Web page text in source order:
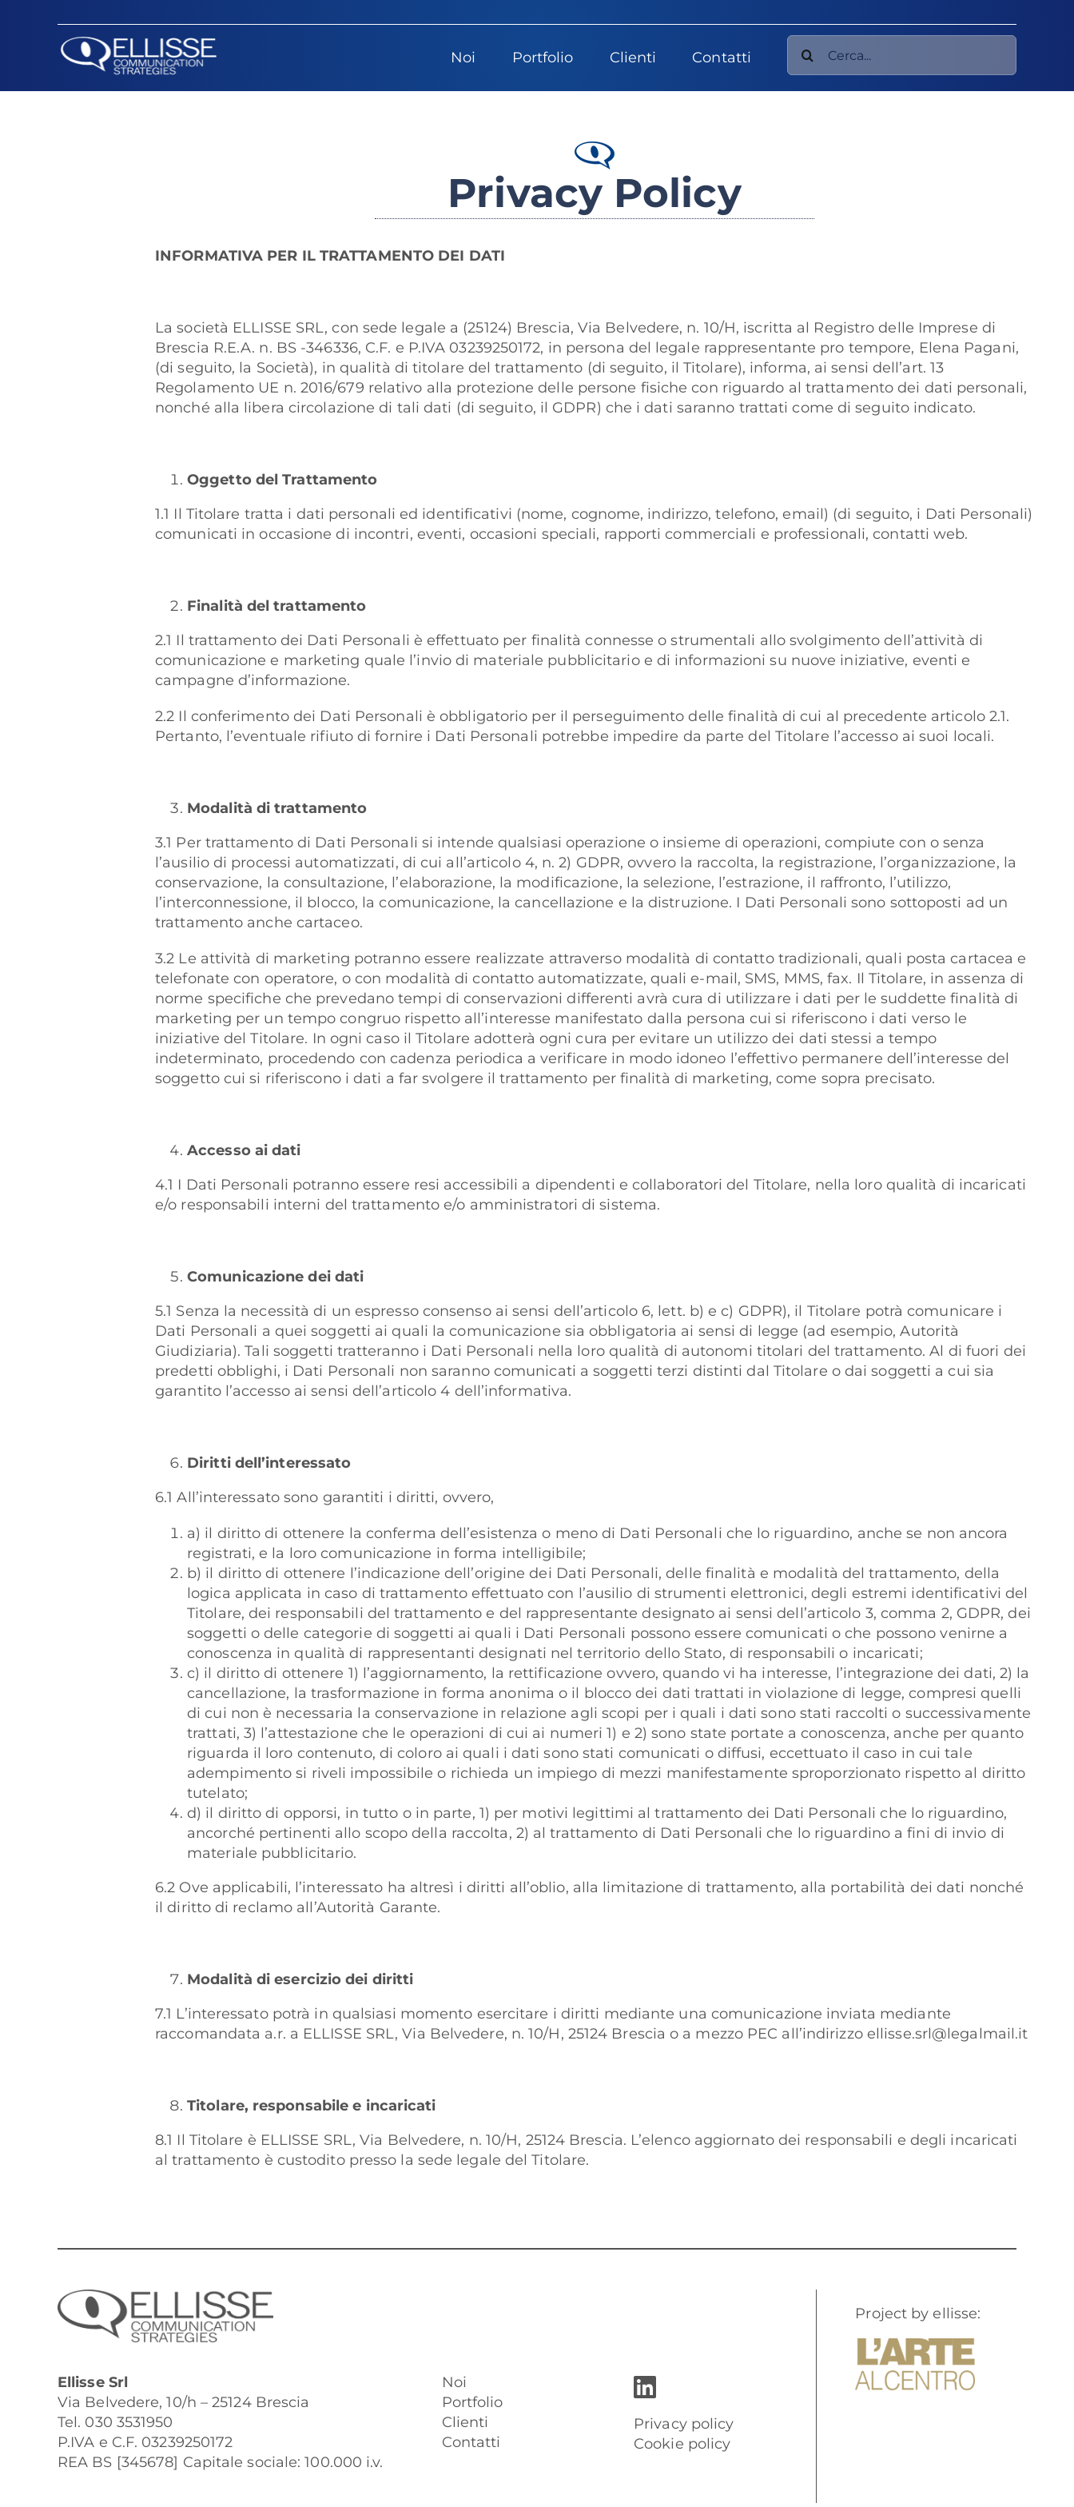
contenuto
Noi Portfolio Clienti Contatti
Cerca
per:
Privacy Policy
INFORMATIVA PER IL TRATTAMENTO DEI DATI
La società ELLISSE SRL, con sede legale a (25124) Brescia, Via Belvedere, n. 10/H, iscritta al Registro delle Imprese di
Brescia R.E.A. n. BS -346336, C.F. e P.IVA 03239250172, in persona del legale rappresentante pro tempore, Elena Pagani,
(di seguito, la Società), in qualità di titolare del trattamento (di seguito, il Titolare), informa, ai sensi dell’art. 13
Regolamento UE n. 2016/679 relativo alla protezione delle persone fisiche con riguardo al trattamento dei dati personali,
nonché alla libera circolazione di tali dati (di seguito, il GDPR) che i dati saranno trattati come di seguito indicato.
Oggetto del Trattamento
1.1 Il Titolare tratta i dati personali ed identificativi (nome, cognome, indirizzo, telefono, email) (di seguito, i Dati Personali)
comunicati in occasione di incontri, eventi, occasioni speciali, rapporti commerciali e professionali, contatti web.
Finalità del trattamento
2.1 Il trattamento dei Dati Personali è effettuato per finalità connesse o strumentali allo svolgimento dell’attività di
comunicazione e marketing quale l’invio di materiale pubblicitario e di informazioni su nuove iniziative, eventi e
campagne d’informazione.
2.2 Il conferimento dei Dati Personali è obbligatorio per il perseguimento delle finalità di cui al precedente articolo 2.1.
Pertanto, l’eventuale rifiuto di fornire i Dati Personali potrebbe impedire da parte del Titolare l’accesso ai suoi locali.
Modalità di trattamento
3.1 Per trattamento di Dati Personali si intende qualsiasi operazione o insieme di operazioni, compiute con o senza
l’ausilio di processi automatizzati, di cui all’articolo 4, n. 2) GDPR, ovvero la raccolta, la registrazione, l’organizzazione, la
conservazione, la consultazione, l’elaborazione, la modificazione, la selezione, l’estrazione, il raffronto, l’utilizzo,
l’interconnessione, il blocco, la comunicazione, la cancellazione e la distruzione. I Dati Personali sono sottoposti ad un
trattamento anche cartaceo.
3.2 Le attività di marketing potranno essere realizzate attraverso modalità di contatto tradizionali, quali posta cartacea e
telefonate con operatore, o con modalità di contatto automatizzate, quali e-mail, SMS, MMS, fax. Il Titolare, in assenza di
norme specifiche che prevedano tempi di conservazioni differenti avrà cura di utilizzare i dati per le suddette finalità di
marketing per un tempo congruo rispetto all’interesse manifestato dalla persona cui si riferiscono i dati verso le
iniziative del Titolare. In ogni caso il Titolare adotterà ogni cura per evitare un utilizzo dei dati stessi a tempo
indeterminato, procedendo con cadenza periodica a verificare in modo idoneo l’effettivo permanere dell’interesse del
soggetto cui si riferiscono i dati a far svolgere il trattamento per finalità di marketing, come sopra precisato.
Accesso ai dati
4.1 I Dati Personali potranno essere resi accessibili a dipendenti e collaboratori del Titolare, nella loro qualità di incaricati
e/o responsabili interni del trattamento e/o amministratori di sistema.
Comunicazione dei dati
5.1 Senza la necessità di un espresso consenso ai sensi dell’articolo 6, lett. b) e c) GDPR), il Titolare potrà comunicare i
Dati Personali a quei soggetti ai quali la comunicazione sia obbligatoria ai sensi di legge (ad esempio, Autorità
Giudiziaria). Tali soggetti tratteranno i Dati Personali nella loro qualità di autonomi titolari del trattamento. Al di fuori dei
predetti obblighi, i Dati Personali non saranno comunicati a soggetti terzi distinti dal Titolare o dai soggetti a cui sia
garantito l’accesso ai sensi dell’articolo 4 dell’informativa.
Diritti dell’interessato
6.1 All’interessato sono garantiti i diritti, ovvero,
a) il diritto di ottenere la conferma dell’esistenza o meno di Dati Personali che lo riguardino, anche se non ancora
registrati, e la loro comunicazione in forma intelligibile;
b) il diritto di ottenere l’indicazione dell’origine dei Dati Personali, delle finalità e modalità del trattamento, della
logica applicata in caso di trattamento effettuato con l’ausilio di strumenti elettronici, degli estremi identificativi del
Titolare, dei responsabili del trattamento e del rappresentante designato ai sensi dell’articolo 3, comma 2, GDPR, dei
soggetti o delle categorie di soggetti ai quali i Dati Personali possono essere comunicati o che possono venirne a
conoscenza in qualità di rappresentanti designati nel territorio dello Stato, di responsabili o incaricati;
c) il diritto di ottenere 1) l’aggiornamento, la rettificazione ovvero, quando vi ha interesse, l’integrazione dei dati, 2) la
cancellazione, la trasformazione in forma anonima o il blocco dei dati trattati in violazione di legge, compresi quelli
di cui non è necessaria la conservazione in relazione agli scopi per i quali i dati sono stati raccolti o successivamente
trattati, 3) l’attestazione che le operazioni di cui ai numeri 1) e 2) sono state portate a conoscenza, anche per quanto
riguarda il loro contenuto, di coloro ai quali i dati sono stati comunicati o diffusi, eccettuato il caso in cui tale
adempimento si riveli impossibile o richieda un impiego di mezzi manifestamente sproporzionato rispetto al diritto
tutelato;
d) il diritto di opporsi, in tutto o in parte, 1) per motivi legittimi al trattamento dei Dati Personali che lo riguardino,
ancorché pertinenti allo scopo della raccolta, 2) al trattamento di Dati Personali che lo riguardino a fini di invio di
materiale pubblicitario.
6.2 Ove applicabili, l’interessato ha altresì i diritti all’oblio, alla limitazione di trattamento, alla portabilità dei dati nonché
il diritto di reclamo all’Autorità Garante.
Modalità di esercizio dei diritti
7.1 L’interessato potrà in qualsiasi momento esercitare i diritti mediante una comunicazione inviata mediante
raccomandata a.r. a ELLISSE SRL, Via Belvedere, n. 10/H, 25124 Brescia o a mezzo PEC all’indirizzo ellisse.srl@legalmail.it
Titolare, responsabile e incaricati
8.1 Il Titolare è ELLISSE SRL, Via Belvedere, n. 10/H, 25124 Brescia. L’elenco aggiornato dei responsabili e degli incaricati
al trattamento è custodito presso la sede legale del Titolare.
Ellisse Srl
Via Belvedere, 10/h – 25124 Brescia
Tel. 030 3531950
P.IVA e C.F. 03239250172
REA BS [345678] Capitale sociale: 100.000 i.v.
Noi
Portfolio
Clienti
Contatti
Privacy policy
Cookie policy
Project by ellisse: